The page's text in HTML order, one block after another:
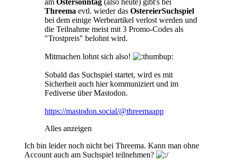
am Ostersonntag (also heute) gibt's bei
Threema evtl. wieder das OstereierSuchspiel
bei dem einige Werbeartikel verlost werden und
die Teilnahme meist mit 3 Promo-Codes als
"Trostpreis" belohnt wird.
Mitmachen lohnt sich also!
Sobald das Suchspiel startet, wird es mit
Sicherheit auch hier kommuniziert und im
Fediverse über Mastodon.
https://mastodon.social/@threemaapp
Alles anzeigen
Ich bin leider noch nicht bei Threema. Kann man ohne
Account auch am Suchspiel teilnehmen?